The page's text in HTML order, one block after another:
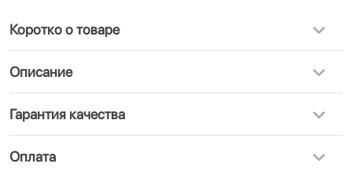
Коротко о товаре
Описание
Гарантия качества
Оплата